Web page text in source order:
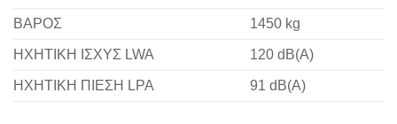
ΒΑΡΟΣ 1450 kg
ΗΧΗΤΙΚΗ ΙΣΧΥΣ LWA 120 dB(A)
ΗΧΗΤΙΚΗ ΠΙΕΣΗ LPA 91 dB(A)